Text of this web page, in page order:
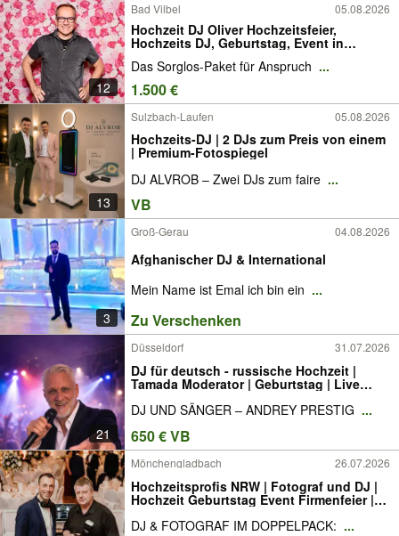
12
Bad Vilbel 05.08.2026
Hochzeit DJ Oliver Hochzeitsfeier,
Hochzeits DJ, Geburtstag, Event in
Frankfurt & Umkreis seit > 25 Jahren.
Resttermine für die Saison 2026.
Das Sorglos-Paket für Anspruch ...
1.500 €
13
Sulzbach-Laufen 05.08.2026
Hochzeits-DJ | 2 DJs zum Preis von einem
| Premium-Fotospiegel
DJ ALVROB – Zwei DJs zum faire ...
VB
3
Groß-Gerau 04.08.2026
Afghanischer DJ & International
Mein Name ist Emal ich bin ein ...
Zu Verschenken
21
Düsseldorf 31.07.2026
DJ für deutsch - russische Hochzeit |
Tamada Moderator | Geburtstag | Live
DJ UND SÄNGER – ANDREY PRESTIG ...
650 € VB
Mönchengladbach 26.07.2026
Hochzeitsprofis NRW | Fotograf und DJ |
Hochzeit Geburtstag Event Firmenfeier |
Krefeld Duisburg Köln Dortmund
Wuppertal Essen Gelsenkirchen | ich
DJ & FOTOGRAF IM DOPPELPACK: ...